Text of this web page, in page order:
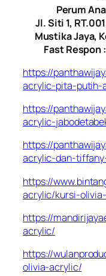
Perum
Jl. Siti 1,
Mustika Jaya,
Fast
https://
acrylic-pita-putih-
https://
acrylic-
https://
acrylic-dan-
https://
acrylic/kursi-
https://
acrylic/
https://
olivia-acrylic/